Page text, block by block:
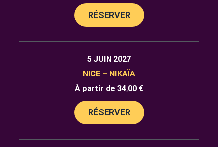
RÉSERVER
5 JUIN 2027
NICE – NIKAÏA
À partir de 34,00 €
RÉSERVER